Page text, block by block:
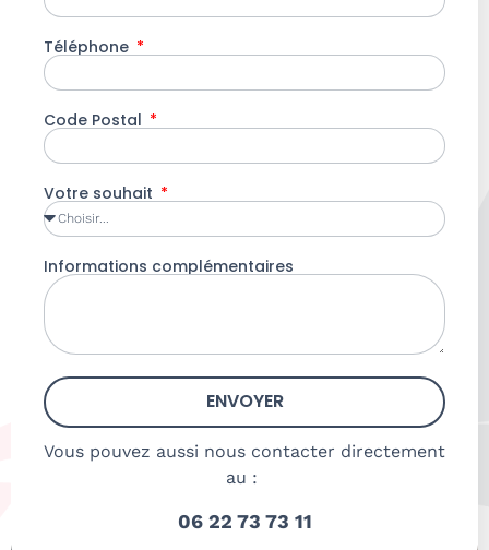
Téléphone
Code Postal
Votre souhait
Informations complémentaires
ENVOYER
Vous pouvez aussi nous contacter directement
au :
06 22 73 73 11